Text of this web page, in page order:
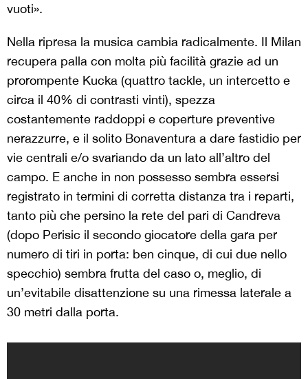
vuoti».
Nella ripresa la musica cambia radicalmente. Il Milan
recupera palla con molta più facilità grazie ad un
prorompente Kucka (quattro tackle, un intercetto e
circa il 40% di contrasti vinti), spezza
costantemente raddoppi e coperture preventive
nerazzurre, e il solito Bonaventura a dare fastidio per
vie centrali e/o svariando da un lato all’altro del
campo. E anche in non possesso sembra essersi
registrato in termini di corretta distanza tra i reparti,
tanto più che persino la rete del pari di Candreva
(dopo Perisic il secondo giocatore della gara per
numero di tiri in porta: ben cinque, di cui due nello
specchio) sembra frutta del caso o, meglio, di
un’evitabile disattenzione su una rimessa laterale a
30 metri dalla porta.